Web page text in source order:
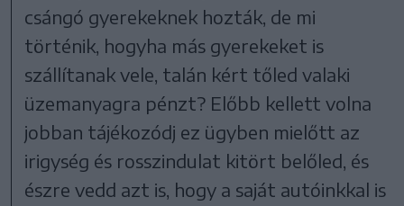
csángó gyerekeknek hozták, de mi
történik, hogyha más gyerekeket is
szállítanak vele, talán kért tőled valaki
üzemanyagra pénzt? Előbb kellett volna
jobban tájékozódj ez ügyben mielőtt az
irigység és rosszindulat kitört belőled, és
észre vedd azt is, hogy a saját autóinkkal is